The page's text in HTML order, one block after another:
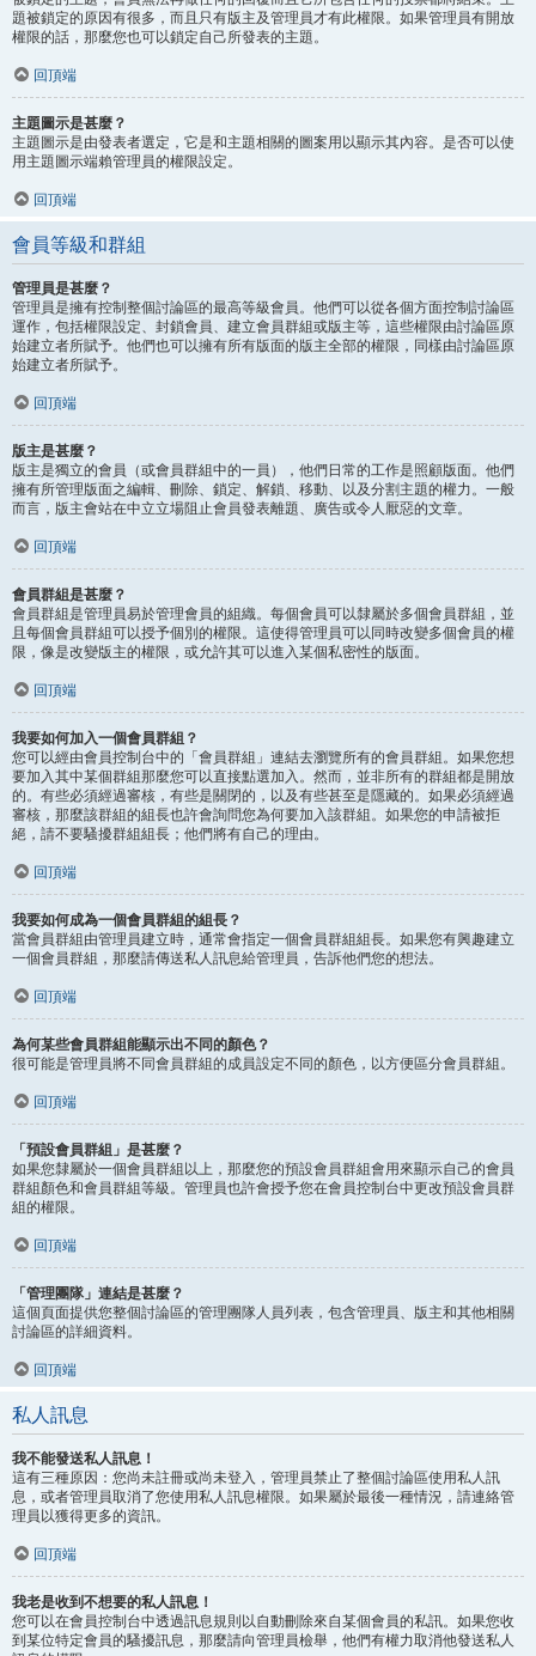
題被鎖定的原因有很多，而且只有版主及管理員才有此權限。如果管理員有開放
權限的話，那麼您也可以鎖定自己所發表的主題。
回頂端
主題圖示是甚麼？
主題圖示是由發表者選定，它是和主題相關的圖案用以顯示其內容。是否可以使
用主題圖示端賴管理員的權限設定。
回頂端
會員等級和群組
管理員是甚麼？
管理員是擁有控制整個討論區的最高等級會員。他們可以從各個方面控制討論區
運作，包括權限設定、封鎖會員、建立會員群組或版主等，這些權限由討論區原
始建立者所賦予。他們也可以擁有所有版面的版主全部的權限，同樣由討論區原
始建立者所賦予。
回頂端
版主是甚麼？
版主是獨立的會員（或會員群組中的一員），他們日常的工作是照顧版面。他們
擁有所管理版面之編輯、刪除、鎖定、解鎖、移動、以及分割主題的權力。一般
而言，版主會站在中立立場阻止會員發表離題、廣告或令人厭惡的文章。
回頂端
會員群組是甚麼？
會員群組是管理員易於管理會員的組織。每個會員可以隸屬於多個會員群組，並
且每個會員群組可以授予個別的權限。這使得管理員可以同時改變多個會員的權
限，像是改變版主的權限，或允許其可以進入某個私密性的版面。
回頂端
我要如何加入一個會員群組？
您可以經由會員控制台中的「會員群組」連結去瀏覽所有的會員群組。如果您想
要加入其中某個群組那麼您可以直接點選加入。然而，並非所有的群組都是開放
的。有些必須經過審核，有些是關閉的，以及有些甚至是隱藏的。如果必須經過
審核，那麼該群組的組長也許會詢問您為何要加入該群組。如果您的申請被拒
絕，請不要騷擾群組組長；他們將有自己的理由。
回頂端
我要如何成為一個會員群組的組長？
當會員群組由管理員建立時，通常會指定一個會員群組組長。如果您有興趣建立
一個會員群組，那麼請傳送私人訊息給管理員，告訴他們您的想法。
回頂端
為何某些會員群組能顯示出不同的顏色？
很可能是管理員將不同會員群組的成員設定不同的顏色，以方便區分會員群組。
回頂端
「預設會員群組」是甚麼？
如果您隸屬於一個會員群組以上，那麼您的預設會員群組會用來顯示自己的會員
群組顏色和會員群組等級。管理員也許會授予您在會員控制台中更改預設會員群
組的權限。
回頂端
「管理團隊」連結是甚麼？
這個頁面提供您整個討論區的管理團隊人員列表，包含管理員、版主和其他相關
討論區的詳細資料。
回頂端
私人訊息
我不能發送私人訊息！
這有三種原因：您尚未註冊或尚未登入，管理員禁止了整個討論區使用私人訊
息，或者管理員取消了您使用私人訊息權限。如果屬於最後一種情況，請連絡管
理員以獲得更多的資訊。
回頂端
我老是收到不想要的私人訊息！
您可以在會員控制台中透過訊息規則以自動刪除來自某個會員的私訊。如果您收
到某位特定會員的騷擾訊息，那麼請向管理員檢舉，他們有權力取消他發送私人